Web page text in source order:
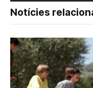
Notícies